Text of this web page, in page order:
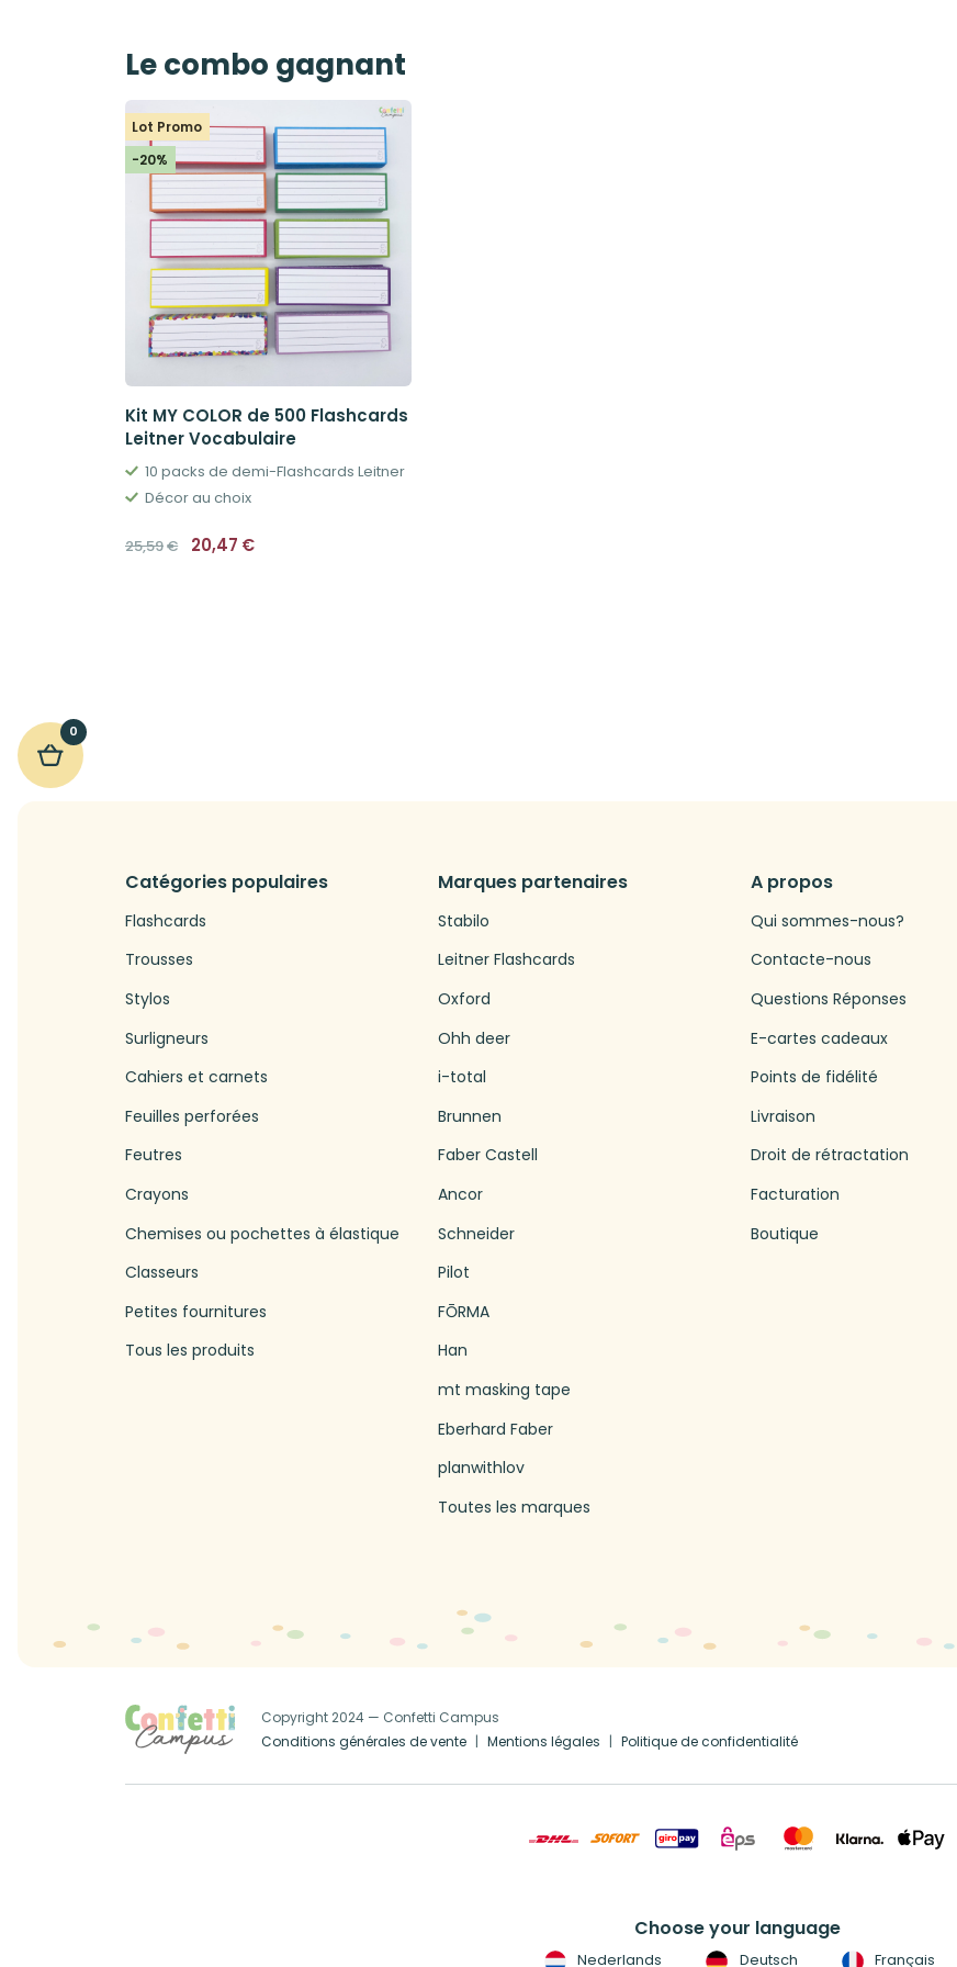
Le combo gagnant
Lot Promo
-20%
Kit MY COLOR de 500 Flashcards
Leitner Vocabulaire
10 packs de demi-Flashcards Leitner
Décor au choix
25,59€ Le
prix
20,47 €
0
Catégories populaires
Flashcards
Trousses
Stylos
Surligneurs
Cahiers et carnets
Feuilles perforées
Feutres
Crayons
Chemises ou pochettes à élastique
Classeurs
Petites fournitures
Tous les produits
Marques partenaires
Stabilo
Leitner Flashcards
Oxford
Ohh deer
i-total
Brunnen
Faber Castell
Ancor
Schneider
Pilot
FŌRMA
Han
mt masking tape
Eberhard Faber
planwithlov
Toutes les marques
A propos
Qui sommes-nous?
Contacte-nous
Questions Réponses
E-cartes cadeaux
Points de fidélité
Livraison
Droit de rétractation
Facturation
Boutique
Copyright 2024 — Confetti Campus
Conditions générales de vente
Mentions légales Politique de confidentialité
Choose your language
Nederlands Deutsch Français